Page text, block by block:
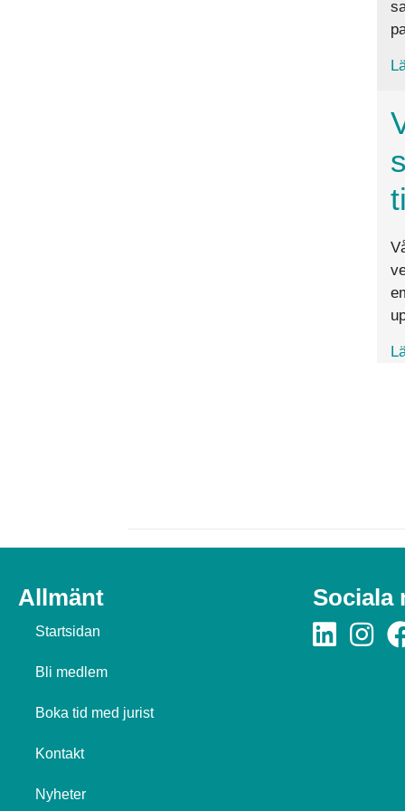
Allmänt
Startsidan
Bli medlem
Boka tid med jurist
Kontakt
Nyheter
Sociala